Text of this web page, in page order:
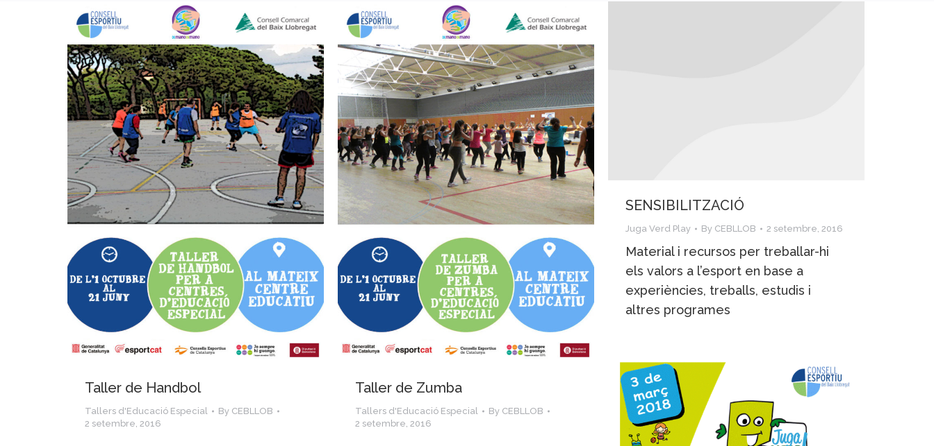
Taller de Handbol
Tallers d'Educació Especial By CEBLLOB
2 setembre, 2016
Taller de Zumba
Tallers d'Educació Especial By CEBLLOB
2 setembre, 2016
SENSIBILITZACIÓ
Juga Verd Play By CEBLLOB 2 setembre, 2016
Material i recursos per treballar-hi
els valors a l’esport en base a
experiències, treballs, estudis i
altres programes